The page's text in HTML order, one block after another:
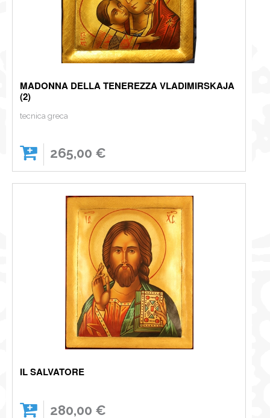
MADONNA DELLA TENEREZZA VLADIMIRSKAJA
(2)
tecnica greca
265,00 €
IL SALVATORE
280,00 €